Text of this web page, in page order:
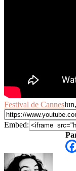
Festival de Cannes
Embed: